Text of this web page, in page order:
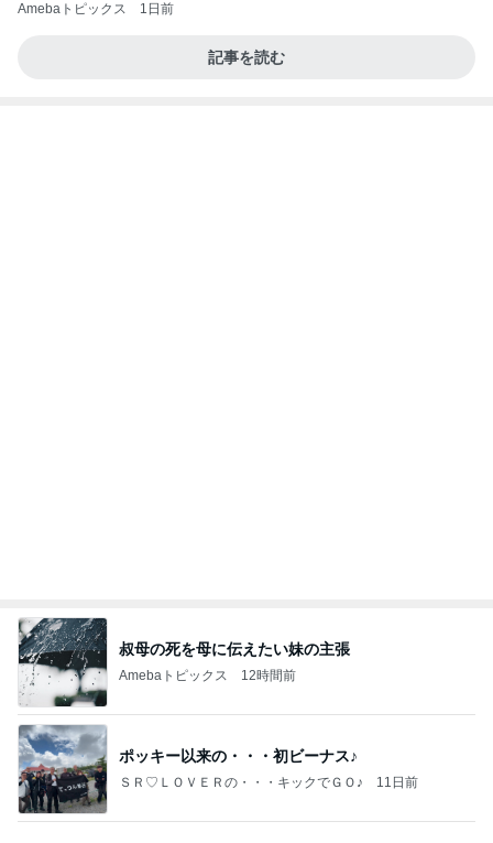
Amebaトピックス 1日前
記事を読む
叔母の死を母に伝えたい妹の主張
Amebaトピックス 12時間前
ポッキー以来の・・・初ビーナス♪
ＳＲ♡ＬＯＶＥＲの・・・キックでＧＯ♪ 11日前